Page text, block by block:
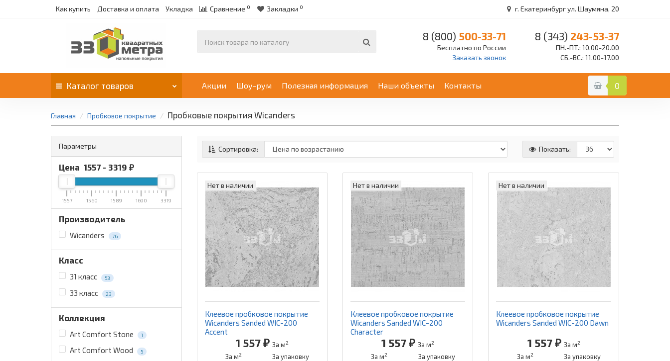
Как купить Доставка и оплата Укладка Сравнение 0 Закладки 0 г. Екатеринбург ул. Шаумяна, 20
8 (800) 500-33-71
Бесплатно по России
Заказать звонок
8 (343) 243-53-37
ПН.-ПТ.: 10.00-20.00
СБ.-ВС.: 11.00-17.00
Каталог товаров Акции Шоу-рум Полезная информация Наши объекты Контакты 0
Главная Пробковое покрытие Пробковые покрытия Wicanders
Параметры
Цена 1557 - 3319 ₽
1557 1560 1589 1690 3319
Производитель
Wicanders 76
Класс
31 класс 53
33 класс 23
Коллекция
Art Comfort Stone 1
Art Comfort Wood 5
Сортировка: Показать:
Нет в наличии
Клеевое пробковое покрытие
Wicanders Sanded WIC-200
Accent
1 557 ₽ За м2
За м2 За упаковку
Нет в наличии
Клеевое пробковое покрытие
Wicanders Sanded WIC-200
Character
1 557 ₽За м2
За м2 За упаковку
Нет в наличии
Клеевое пробковое покрытие
Wicanders Sanded WIC-200 Dawn
1 557 ₽ За м2
За м2 За упаковку